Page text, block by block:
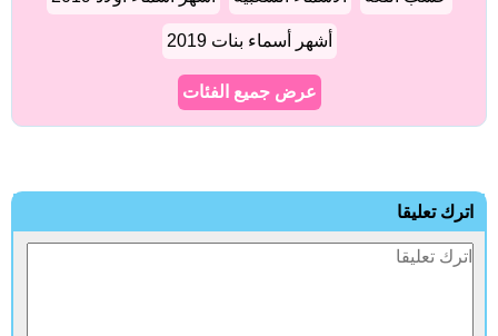
أشهر أسماء بنات 2019
عرض جميع الفئات
اترك تعليقا